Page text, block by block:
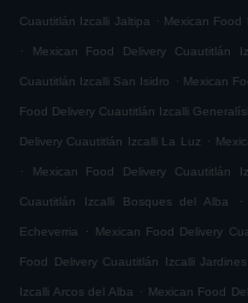
Cuautitlán Izcalli Jaltipa . Mexican Food
.
Mexican Food Delivery Cuautitlán
Cuautitlán Izcalli San Isidro . Mexican
Food Delivery Cuautitlán Izcalli
Delivery Cuautitlán Izcalli La Luz .
.
Mexican Food Delivery Cuautitlán
Cuautitlán Izcalli Bosques del Alba .
Echeverria . Mexican Food Delivery
Food Delivery Cuautitlán Izcalli
Izcalli Arcos del Alba . Mexican Food